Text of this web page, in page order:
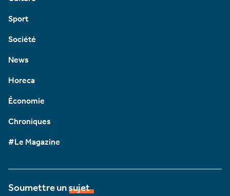
Sport
Société
News
Horeca
Économie
Chroniques
#Le Magazine
Soumettre un sujet